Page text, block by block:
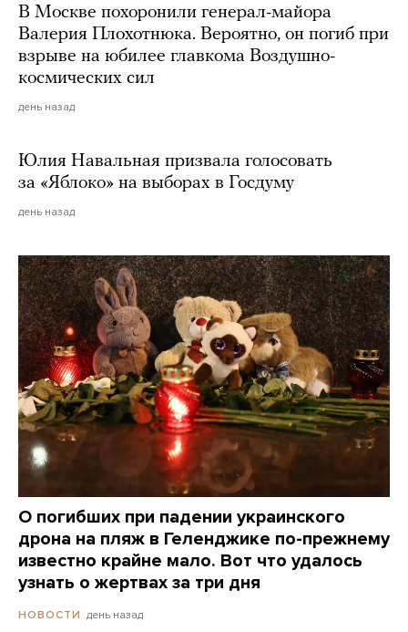
В Москве похоронили генерал-майора
Валерия Плохотнюка. Вероятно, он погиб при
взрыве на юбилее главкома Воздушно-
космических сил
день назад
Юлия Навальная призвала голосовать
за «Яблоко» на выборах в Госдуму
день назад
О погибших при падении украинского
дрона на пляж в Геленджике по-прежнему
известно крайне мало. Вот что удалось
узнать о жертвах за три дня
НОВОСТИ день назад